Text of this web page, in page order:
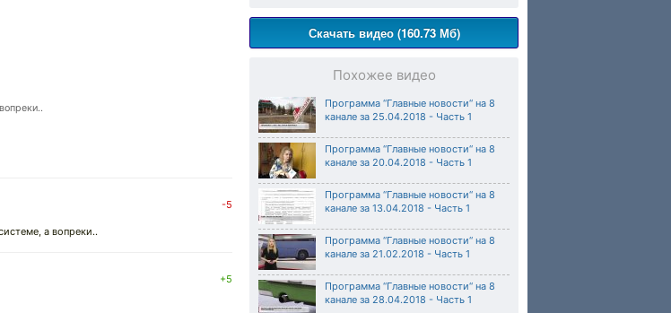
Скачать видео (160.73 Мб)
Похожее видео
Программа “Главные новости“ на 8
канале за 25.04.2018 - Часть 1
Программа “Главные новости“ на 8
канале за 20.04.2018 - Часть 1
Программа “Главные новости“ на 8
канале за 13.04.2018 - Часть 1
Программа “Главные новости“ на 8
канале за 21.02.2018 - Часть 1
Программа “Главные новости“ на 8
канале за 28.04.2018 - Часть 1
-5
а вопреки..
+5